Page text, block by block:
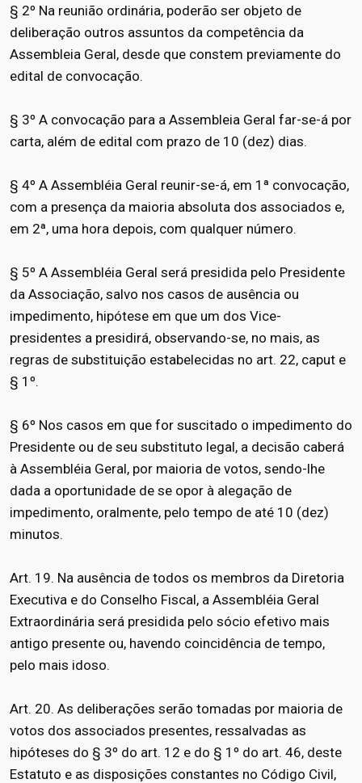
§ 2º Na reunião ordinária, poderão ser objeto de
deliberação outros assuntos da competência da
Assembleia Geral, desde que constem previamente do
edital de convocação.
§ 3º A convocação para a Assembleia Geral far-se-á por
carta, além de edital com prazo de 10 (dez) dias.
§ 4º A Assembléia Geral reunir-se-á, em 1ª convocação,
com a presença da maioria absoluta dos associados e,
em 2ª, uma hora depois, com qualquer número.
§ 5º A Assembléia Geral será presidida pelo Presidente
da Associação, salvo nos casos de ausência ou
impedimento, hipótese em que um dos Vice-
presidentes a presidirá, observando-se, no mais, as
regras de substituição estabelecidas no art. 22, caput e
§ 1º.
§ 6º Nos casos em que for suscitado o impedimento do
Presidente ou de seu substituto legal, a decisão caberá
à Assembléia Geral, por maioria de votos, sendo-lhe
dada a oportunidade de se opor à alegação de
impedimento, oralmente, pelo tempo de até 10 (dez)
minutos.
Art. 19. Na ausência de todos os membros da Diretoria
Executiva e do Conselho Fiscal, a Assembléia Geral
Extraordinária será presidida pelo sócio efetivo mais
antigo presente ou, havendo coincidência de tempo,
pelo mais idoso.
Art. 20. As deliberações serão tomadas por maioria de
votos dos associados presentes, ressalvadas as
hipóteses do § 3º do art. 12 e do § 1º do art. 46, deste
Estatuto e as disposições constantes no Código Civil,